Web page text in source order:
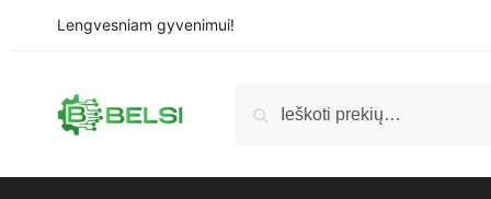
Lengvesniam gyvenimui!
Ieškoti